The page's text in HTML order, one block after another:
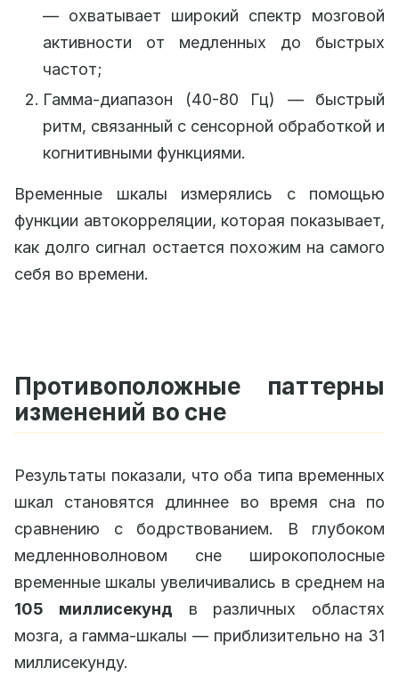
— охватывает широкий спектр мозговой
активности от медленных до быстрых
частот;
Гамма-диапазон (40-80 Гц) — быстрый
ритм, связанный с сенсорной обработкой и
когнитивными функциями.
Временные шкалы измерялись с помощью
функции автокорреляции, которая показывает,
как долго сигнал остается похожим на самого
себя во времени.
Противоположные паттерны
изменений во сне
Результаты показали, что оба типа временных
шкал становятся длиннее во время сна по
сравнению с бодрствованием. В глубоком
медленноволновом сне широкополосные
временные шкалы увеличивались в среднем на
105 миллисекунд в различных областях
мозга, а гамма-шкалы — приблизительно на 31
миллисекунду.